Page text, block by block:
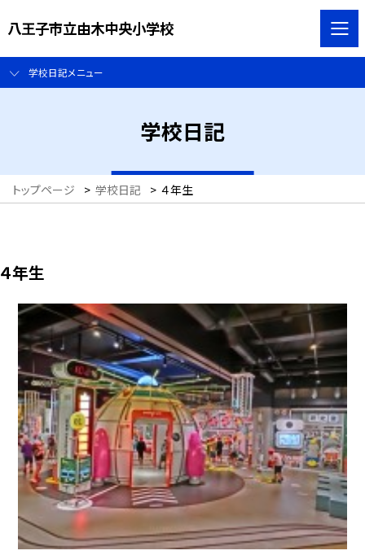
八王子市立由木中央小学校
学校日記メニュー
学校日記
トップページ > 学校日記 > ４年生
４年生